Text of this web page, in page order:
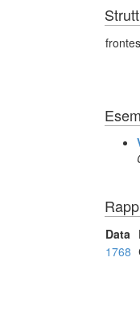
Data
1768